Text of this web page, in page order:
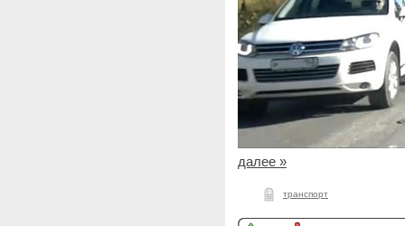
далее »
транспорт